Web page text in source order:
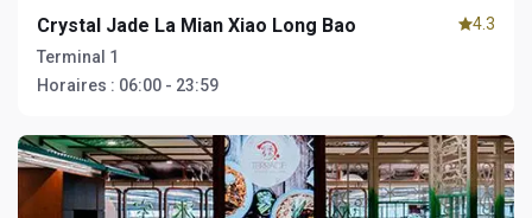
Crystal Jade La Mian Xiao Long Bao
Terminal 1
Horaires : 06:00 - 23:59
4.3